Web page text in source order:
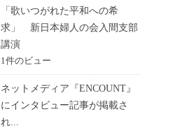
「歌いつがれた平和への希
求」 新日本婦人の会入間支部
講演
1件のビュー
ネットメディア『ENCOUNT』
にインタビュー記事が掲載さ
れ...